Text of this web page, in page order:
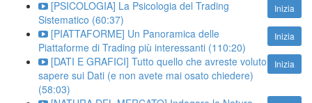
Inizia
[PSICOLOGIA] La Psicologia del Trading
Sistematico (60:37)
Inizia
[PIATTAFORME] Un Panoramica delle
Piattaforme di Trading più interessanti (110:20)
Inizia
[DATI E GRAFICI] Tutto quello che avreste voluto
sapere sui Dati (e non avete mai osato chiedere)
(58:03)